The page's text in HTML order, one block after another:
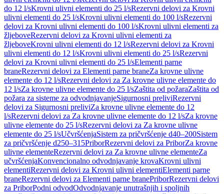
do 12 l/sKrovni ulivni elementi do 25 l/sRezervni delovi za Krovni
ulivni elementi do 25 l/sKrovni ulivni elementi do 100 l/sRezervni
delovi za Krovni ulivni elementi do 100 l/sKrovni ulivni elementi za
žljeboveRezervni delovi za Krovni ulivni elementi za
žljeboveKrovni ulivni elementi do 12 l/sRezervni delovi za Krovni
ulivni elementi do 12 l/sKrovni ulivni elementi do 25 l/sRezervni
delovi za Krovni ulivni elementi do 25 l/sElementi parne
braneRezervni delovi za Elementi parne braneZa krovne ulivne
elemente do 12 l/sRezervni delovi za Za krovne ulivne elemente do
12 l/sZa krovne ulivne elemente do 25 l/sZaštita od požaraZaštita od
požara za sisteme za odvodnjavanjeSigurnosni preliviRezervni
delovi za Sigurnosni preliviZa krovne ulivne elemente do 12
l/sRezervni delovi za Za krovne ulivne elemente do 12 l/sZa krovne
ulivne elemente do 25 l/sRezervni delovi za Za krovne ulivne
elemente do 25 l/sUčvršćenjaSistem za pričvršćenje d40–200Sistem
za pričvršćenje d250–315PriborRezervni delovi za PriborZa krovne
ulivne elementeRezervni delovi za Za krovne ulivne elementeZa
učvršćenjaKonvencionalno odvodnjavanje krovaKrovni ulivni
elementiRezervni delovi za Krovni ulivni elementiElementi parne
braneRezervni delovi za Elementi parne branePriborRezervni delovi
za PriborPodni odvodOdvodnjavanje unutrašnjih i spoljnih